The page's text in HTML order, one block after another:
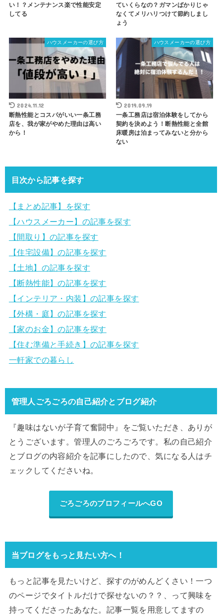
い！？メンテナンス楽で性能安定
してる
ていくらなの？ガマンばかりじゃ
なくてメリハリつけて節約しまし
ょう
ハウスメーカーの選び方
2024.11.12
断熱性能とコスパがいい一条工務
店を、我が家がやめた理由は高い
から！
ハウスメーカーの選び方
2019.09.19
一条工務店は宿泊体験をしてから
契約を決めよう！断熱性能と全館
床暖房は泊まってみないと分から
ない
目次から記事を探す
【まとめ記事】を探す
【ハウスメーカー】の記事を探す
【間取り】の記事を探す
【住宅設備】の記事を探す
【土地】の記事を探す
【断熱性能】の記事を探す
【インテリア・内装】の記事を探す
【外構・庭】の記事を探す
【家のお金】の記事を探す
【住む準備と手続き】の記事を探す
一軒家での暮らし
管理人ごろごろの自己紹介とブログ紹介
『趣味はないが子育て奮闘中』をご覧いただき、ありが
とうございます。管理人のごろごろです。私の自己紹介
とブログの内容紹介を記事にしたので、気になる人はチ
ェックしてくださいね。
ごろごろのプロフィールへGO
当ブログをもっと見たい方へ！
もっと記事を見たいけど、探すのがめんどくさい！一つ
のページでタイトルだけで探せないの？？、って興味を
持ってくださったあなた。記事一覧を用意してますの